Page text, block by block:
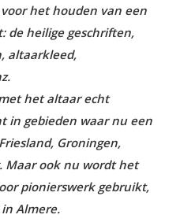
het houden van een
de heilige geschriften,
altaarkleed,
het altaar echt
in gebieden waar nu een
Groningen,
Maar ook nu wordt het
pionierswerk gebruikt,
Almere.